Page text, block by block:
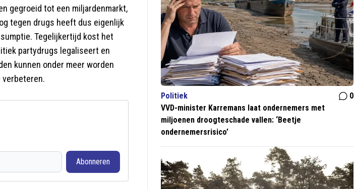
gegroeid tot een miljardenmarkt,
tegen drugs heeft dus eigenlijk
Tegelijkertijd kost het
partydrugs legaliseert en
kunnen onder meer worden
verbeteren.
Abonneren
Politiek
0
VVD-minister Karremans laat ondernemers met
miljoenen droogteschade vallen: ‘Beetje
ondernemersrisico’